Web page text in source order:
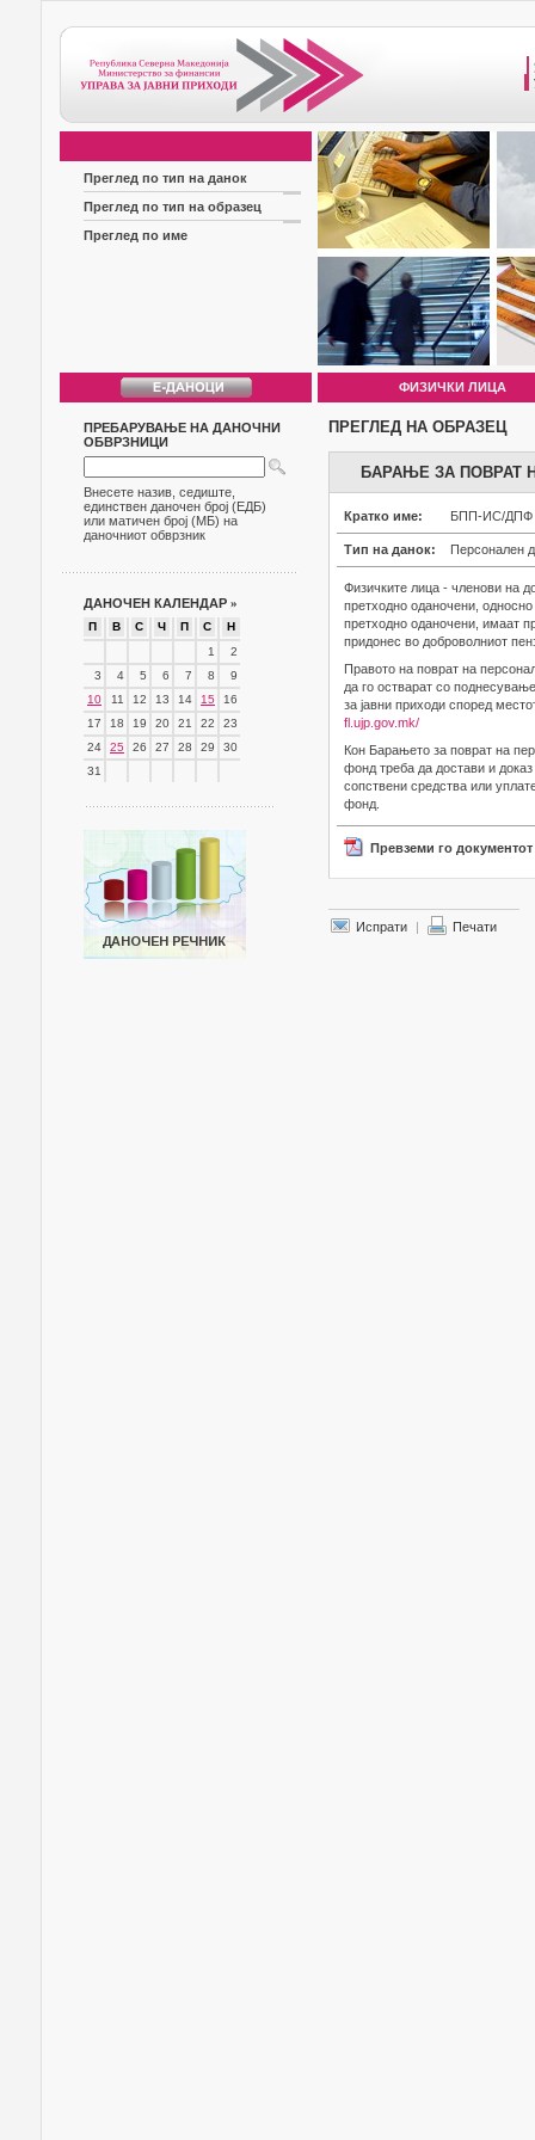
Преглед по тип на данок
Преглед по тип на образец
Преглед по име
ФИЗИЧКИ ЛИЦА
ПРЕБАРУВАЊЕ НА ДАНОЧНИ
ОБВРЗНИЦИ
Внесете назив, седиште,
единствен даночен број (ЕДБ)
или матичен број (МБ) на
даночниот обврзник
ДАНОЧЕН КАЛЕНДАР »
П В С Ч П С
Н
1
2
3
4 5 6 7 8
9
10
11 12 13 14 15
16
17
18 19 20 21 22
23
24
25 26 27 28 29
30
31
ПРЕГЛЕД НА ОБРАЗЕЦ
БАРАЊЕ ЗА ПОВРАТ
Кратко име: БПП-ИС/ДПФ
Тип на данок: Персонален
Физичките лица - членови на
претходно оданочени,
претходно оданочени, имаат
придонес во доброволниот
Правото на поврат на
да го остварат со
за јавни приходи според
fl.ujp.gov.mk/
Кон Барањето за поврат на
фонд треба да достави и
сопствени средства или
фонд.
Превземи го документот
Испрати | Печати